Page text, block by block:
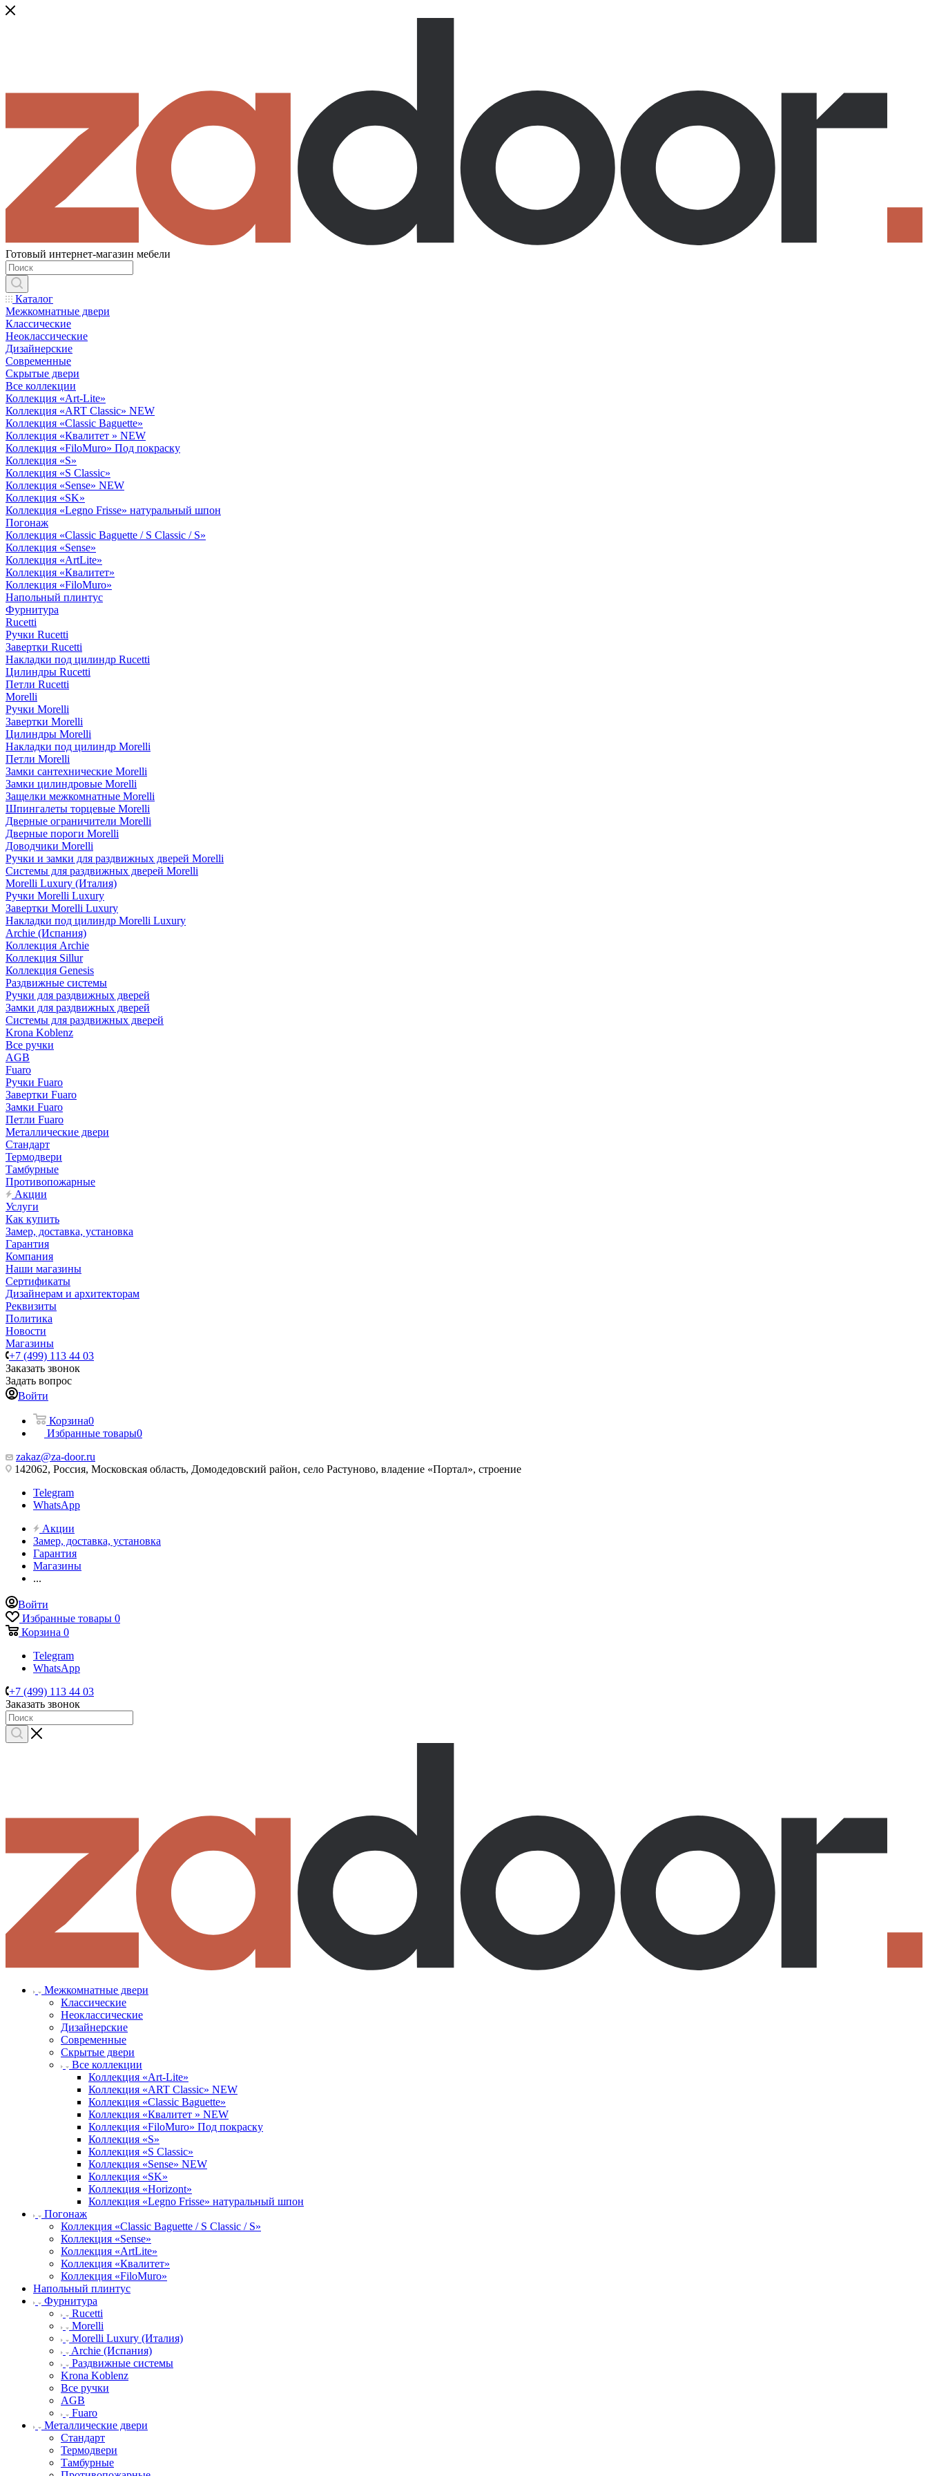
Готовый интернет-магазин мебели
Каталог
Межкомнатные двери
Классические
Неоклассические
Дизайнерские
Современные
Скрытые двери
Все коллекции
Коллекция «Art-Lite»
Коллекция «ART Classic» NEW
Коллекция «Classic Baguette»
Коллекция «Квалитет » NEW
Коллекция «FiloMuro» Под покраску
Коллекция «S»
Коллекция «S Classic»
Коллекция «Sense» NEW
Коллекция «SK»
Коллекция «Legno Frisse» натуральный шпон
Погонаж
Коллекция «Classic Baguette / S Classic / S»
Коллекция «Sense»
Коллекция «ArtLite»
Коллекция «Квалитет»
Коллекция «FiloMuro»
Напольный плинтус
Фурнитура
Rucetti
Ручки Rucetti
Завертки Rucetti
Накладки под цилиндр Rucetti
Цилиндры Rucetti
Петли Rucetti
Morelli
Ручки Morelli
Завертки Morelli
Цилиндры Morelli
Накладки под цилиндр Morelli
Петли Morelli
Замки сантехнические Morelli
Замки цилиндровые Morelli
Защелки межкомнатные Morelli
Шпингалеты торцевые Morelli
Дверные ограничители Morelli
Дверные пороги Morelli
Доводчики Morelli
Ручки и замки для раздвижных дверей Morelli
Системы для раздвижных дверей Morelli
Morelli Luxury (Италия)
Ручки Morelli Luxury
Завертки Morelli Luxury
Накладки под цилиндр Morelli Luxury
Archie (Испания)
Коллекция Archie
Коллекция Sillur
Коллекция Genesis
Раздвижные системы
Ручки для раздвижных дверей
Замки для раздвижных дверей
Системы для раздвижных дверей
Krona Koblenz
Все ручки
AGB
Fuaro
Ручки Fuaro
Завертки Fuaro
Замки Fuaro
Петли Fuaro
Металлические двери
Стандарт
Термодвери
Тамбурные
Противопожарные
Акции
Услуги
Как купить
Замер, доставка, установка
Гарантия
Компания
Наши магазины
Сертификаты
Дизайнерам и архитекторам
Реквизиты
Политика
Новости
Магазины
+7 (499) 113 44 03
Заказать звонок
Задать вопрос
Войти
Корзина0
Избранные товары0
zakaz@za-door.ru
142062, Россия, Московская область, Домодедовский район, село Растуново, владение «Портал», строение
Telegram
WhatsApp
Акции
Замер, доставка, установка
Гарантия
Магазины
...
Войти
Избранные товары 0
Корзина 0
Telegram
WhatsApp
+7 (499) 113 44 03
Заказать звонок
Межкомнатные двери
Классические
Неоклассические
Дизайнерские
Современные
Скрытые двери
Все коллекции
Коллекция «Art-Lite»
Коллекция «ART Classic» NEW
Коллекция «Classic Baguette»
Коллекция «Квалитет » NEW
Коллекция «FiloMuro» Под покраску
Коллекция «S»
Коллекция «S Classic»
Коллекция «Sense» NEW
Коллекция «SK»
Коллекция «Horizont»
Коллекция «Legno Frisse» натуральный шпон
Погонаж
Коллекция «Classic Baguette / S Classic / S»
Коллекция «Sense»
Коллекция «ArtLite»
Коллекция «Квалитет»
Коллекция «FiloMuro»
Напольный плинтус
Фурнитура
Rucetti
Morelli
Morelli Luxury (Италия)
Archie (Испания)
Раздвижные системы
Krona Koblenz
Все ручки
AGB
Fuaro
Металлические двери
Стандарт
Термодвери
Тамбурные